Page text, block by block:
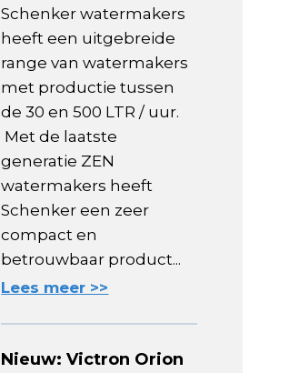
Schenker watermakers
heeft een uitgebreide
range van watermakers
met productie tussen
de 30 en 500 LTR / uur.
Met de laatste
generatie ZEN
watermakers heeft
Schenker een zeer
compact en
betrouwbaar product...
Lees meer >>
Nieuw: Victron Orion